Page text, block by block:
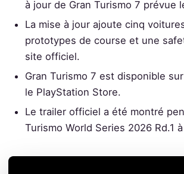
à jour de Gran Turismo 7 prévue
La mise à jour ajoute cinq
prototypes de course et une
site officiel.
Gran Turismo 7 est disponible
le PlayStation Store.
Le trailer officiel a été montré
Turismo World Series 2026 Rd.1